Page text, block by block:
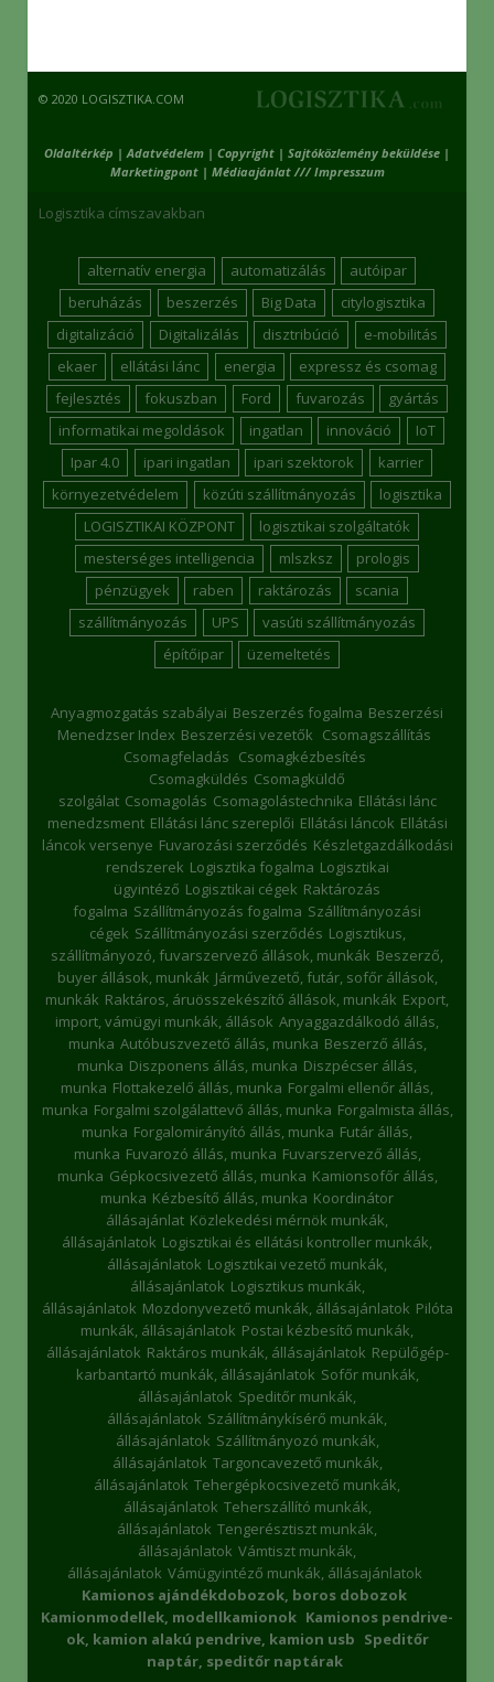
© 2020 LOGISZTIKA.COM
Oldaltérkép | Adatvédelem | Copyright | Sajtóközlemény beküldése |
Marketingpont| Médiaajánlat /// Impresszum
Logisztika címszavakban
alternatív energia automatizálás
autóipar
beruházás
beszerzés Big Data
citylogisztika
digitalizáció
Digitalizálás disztribúció
e-mobilitás
ekaer
ellátási lánc energia
expressz és csomag
fejlesztés
fokuszban Ford fuvarozás
gyártás
informatikai megoldások
ingatlan innováció
IoT
Ipar 4.0
ipari ingatlan ipari szektorok
karrier
környezetvédelem
közúti szállítmányozás
logisztika
LOGISZTIKAI KÖZPONT
logisztikai szolgáltatók
mesterséges intelligencia
mlszksz
prologis
pénzügyek
raben raktározás
scania
szállítmányozás
UPS
vasúti szállítmányozás
építőipar
üzemeltetés
Anyagmozgatás szabályai Beszerzés fogalma Beszerzési
Menedzser Index Beszerzési vezetők Csomagszállítás
Csomagfeladás Csomagkézbesítés
Csomagküldés Csomagküldő
szolgálat Csomagolás Csomagolástechnika Ellátási lánc
menedzsment Ellátási lánc szereplői Ellátási láncok Ellátási
láncok versenye Fuvarozási szerződés Készletgazdálkodási
rendszerek Logisztika fogalma Logisztikai
ügyintéző Logisztikai cégek Raktározás
fogalma Szállítmányozás fogalma Szállítmányozási
cégek Szállítmányozási szerződés Logisztikus,
szállítmányozó, fuvarszervező állások, munkák Beszerző,
buyer állások, munkák Járművezető, futár, sofőr állások,
munkák Raktáros, áruösszekészítő állások, munkák Export,
import, vámügyi munkák, állások Anyaggazdálkodó állás,
munka Autóbuszvezető állás, munka Beszerző állás,
munka Diszponens állás, munka Diszpécser állás,
munka Flottakezelő állás, munka Forgalmi ellenőr állás,
munka Forgalmi szolgálattevő állás, munka Forgalmista állás,
munka Forgalomirányító állás, munka Futár állás,
munka Fuvarozó állás, munka Fuvarszervező állás,
munka Gépkocsivezető állás, munka Kamionsofőr állás,
munka Kézbesítő állás, munka Koordinátor
állásajánlat Közlekedési mérnök munkák,
állásajánlatok Logisztikai és ellátási kontroller munkák,
állásajánlatok Logisztikai vezető munkák,
állásajánlatok Logisztikus munkák,
állásajánlatok Mozdonyvezető munkák, állásajánlatok Pilóta
munkák, állásajánlatok Postai kézbesítő munkák,
állásajánlatok Raktáros munkák, állásajánlatok Repülőgép-
karbantartó munkák, állásajánlatok Sofőr munkák,
állásajánlatok Speditőr munkák,
állásajánlatok Szállítmánykísérő munkák,
állásajánlatok Szállítmányozó munkák,
állásajánlatok Targoncavezető munkák,
állásajánlatok Tehergépkocsivezető munkák,
állásajánlatok Teherszállító munkák,
állásajánlatok Tengerésztiszt munkák,
állásajánlatok Vámtiszt munkák,
állásajánlatok Vámügyintéző munkák, állásajánlatok
Kamionos ajándékdobozok, boros dobozok
Kamionmodellek, modellkamionok Kamionos pendrive-
ok, kamion alakú pendrive, kamion usb Speditőr
naptár, speditőr naptárak